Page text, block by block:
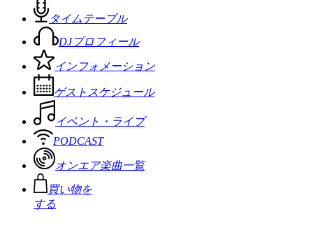
タイムテーブル
DJプロフィール
インフォメーション
ゲストスケジュール
イベント・ライブ
PODCAST
オンエア楽曲一覧
買い物を
する